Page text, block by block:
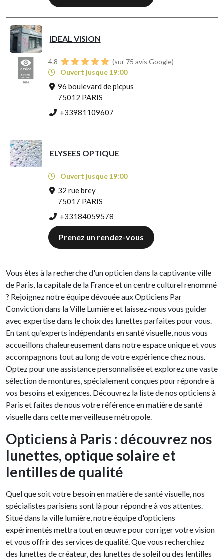
IDEAL VISION
4.8
(sur 75 avis Google)
Ouvert jusque 19:00
96 boulevard de picpus
75012 PARIS
+33981109607
ELYSEES OPTIQUE
Ouvert jusque 19:00
32 rue brey
75017 PARIS
+33184059578
Prenez un rendez-vous
Vous êtes à la recherche d'un opticien dans la captivante ville
de Paris, la capitale de la France et un centre culturel renommé
? Rejoignez notre équipe dévouée aux Opticiens Par
Conviction dans la Ville Lumière et laissez-nous vous guider
avec expertise dans le choix des lunettes parfaites pour vous.
En tant qu'experts indépendants en santé visuelle, nous vous
accueillons chaleureusement dans notre espace unique et vous
accompagnons tout au long de votre expérience chez nous.
Optez pour une assistance personnalisée et explorez une vaste
sélection de montures, spécialement conçues pour répondre à
vos besoins et exigences. Découvrez la liste de nos opticiens à
Paris et faites de nous votre référence en matière de santé
visuelle dans cette merveilleuse métropole.
Opticiens à Paris : découvrez nos
lunettes, optique solaire et
lentilles de qualité
Quel que soit votre besoin en matière de santé visuelle, nos
spécialistes parisiens sont là pour répondre à vos attentes.
Situé dans la ville lumière, notre équipe d'opticiens
expérimentés mettra tout en œuvre pour corriger votre vision
et vous offrir des services de qualité. Que vous recherchiez
des lunettes de créateur, des lunettes de soleil ou des lentilles